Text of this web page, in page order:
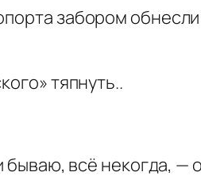
забором
тяпнуть..
всё некогда, —